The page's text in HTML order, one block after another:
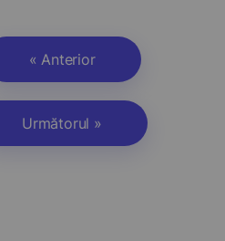
« Anterior
Următorul »